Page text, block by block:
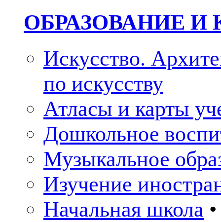
ОБРАЗОВАНИЕ И
Искусство.
по искусству
Атласы и карты
Дошкольное
Музыкальное
Изучение
Начальная школа •